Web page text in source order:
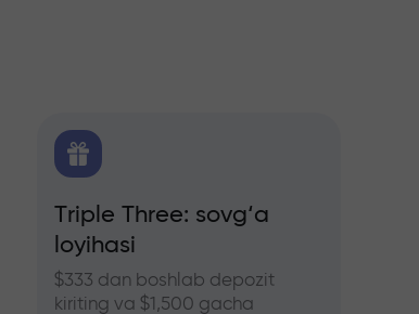
Triple Three: sovg‘a
loyihasi
$333 dan boshlab depozit
kiriting va $1,500 gacha